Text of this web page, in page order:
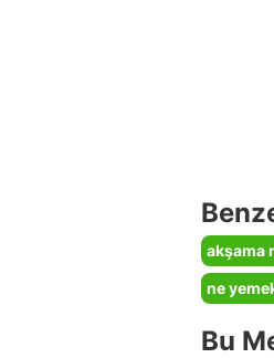
akşama
ne
Bu